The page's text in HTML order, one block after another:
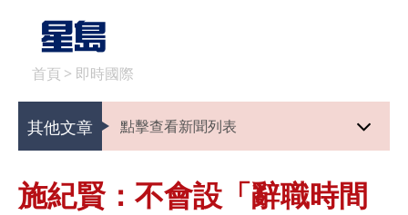
首頁 > 即時國際
其他文章 點擊查看新聞列表
施紀賢：不會設「辭職時間